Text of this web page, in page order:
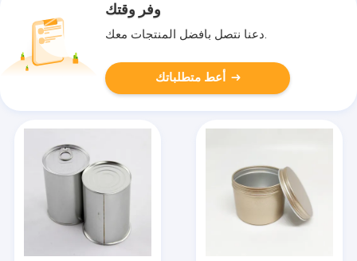
وفر وقتك
دعنا نتصل بأفضل المنتجات معك.
أعط متطلباتك